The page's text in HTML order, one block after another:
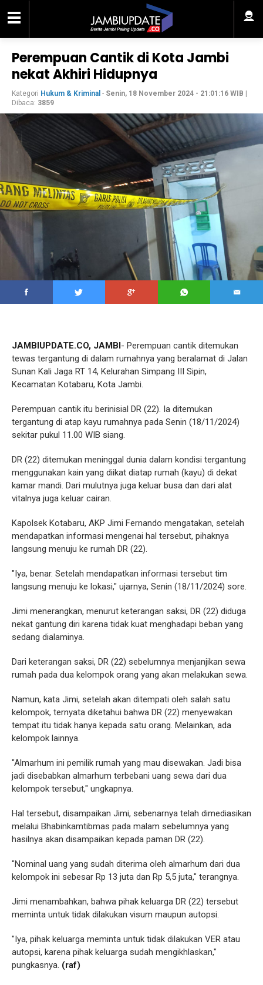
Perempuan Cantik di Kota Jambi
nekat Akhiri Hidupnya
Kategori Hukum & Kriminal - Senin, 18 November 2024 - 21:01:16 WIB
Dibaca: 3859
JAMBIUPDATE.CO, JAMBI- Perempuan cantik ditemukan
tewas tergantung di dalam rumahnya yang beralamat di Jalan
Sunan Kali Jaga RT 14, Kelurahan Simpang III Sipin,
Kecamatan Kotabaru, Kota Jambi.
Perempuan cantik itu berinisial DR (22). Ia ditemukan
tergantung di atap kayu rumahnya pada Senin (18/11/2024)
sekitar pukul 11.00 WIB siang.
DR (22) ditemukan meninggal dunia dalam kondisi tergantung
menggunakan kain yang diikat diatap rumah (kayu) di dekat
kamar mandi. Dari mulutnya juga keluar busa dan dari alat
vitalnya juga keluar cairan.
Kapolsek Kotabaru, AKP Jimi Fernando mengatakan, setelah
mendapatkan informasi mengenai hal tersebut, pihaknya
langsung menuju ke rumah DR (22).
"Iya, benar. Setelah mendapatkan informasi tersebut tim
langsung menuju ke lokasi," ujarnya, Senin (18/11/2024) sore.
Jimi menerangkan, menurut keterangan saksi, DR (22) diduga
nekat gantung diri karena tidak kuat menghadapi beban yang
sedang dialaminya.
Dari keterangan saksi, DR (22) sebelumnya menjanjikan sewa
rumah pada dua kelompok orang yang akan melakukan sewa.
Namun, kata Jimi, setelah akan ditempati oleh salah satu
kelompok, ternyata diketahui bahwa DR (22) menyewakan
tempat itu tidak hanya kepada satu orang. Melainkan, ada
kelompok lainnya.
"Almarhum ini pemilik rumah yang mau disewakan. Jadi bisa
jadi disebabkan almarhum terbebani uang sewa dari dua
kelompok tersebut," ungkapnya.
Hal tersebut, disampaikan Jimi, sebenarnya telah dimediasikan
melalui Bhabinkamtibmas pada malam sebelumnya yang
hasilnya akan disampaikan kepada paman DR (22).
"Nominal uang yang sudah diterima oleh almarhum dari dua
kelompok ini sebesar Rp 13 juta dan Rp 5,5 juta," terangnya.
Jimi menambahkan, bahwa pihak keluarga DR (22) tersebut
meminta untuk tidak dilakukan visum maupun autopsi.
"Iya, pihak keluarga meminta untuk tidak dilakukan VER atau
autopsi, karena pihak keluarga sudah mengikhlaskan,"
pungkasnya. (raf)